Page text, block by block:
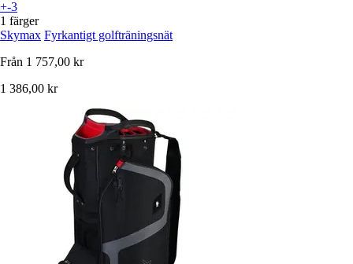
+-3
1 färger
Skymax Fyrkantigt golfträningsnät
Från 1 757,00 kr
1 386,00 kr